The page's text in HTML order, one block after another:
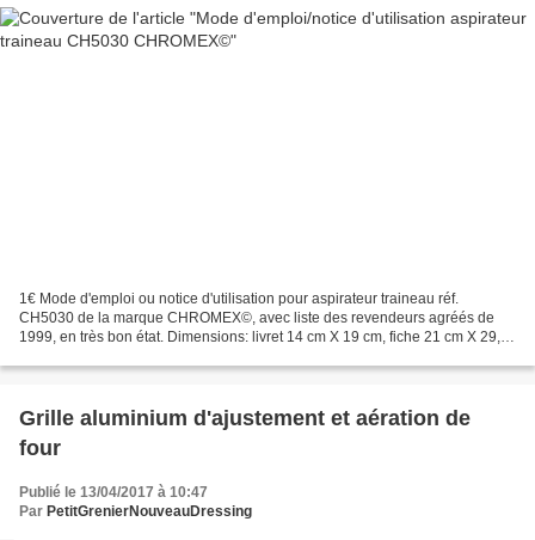
1€ Mode d'emploi ou notice d'utilisation pour aspirateur traineau réf.
CH5030 de la marque CHROMEX©, avec liste des revendeurs agréés de
1999, en très bon état. Dimensions: livret 14 cm X 19 cm, fiche 21 cm X 29,7
Grille aluminium d'ajustement et aération de
four
Publié le 13/04/2017 à 10:47
Par PetitGrenierNouveauDressing